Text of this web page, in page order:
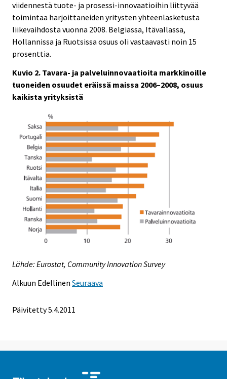
viidennestä tuote- ja prosessi-innovaatioihin liittyvää
toimintaa harjoittaneiden yritysten yhteenlasketusta
liikevaihdosta vuonna 2008. Belgiassa, Itävallassa,
Hollannissa ja Ruotsissa osuus oli vastaavasti noin 15
prosenttia.
Kuvio 2. Tavara- ja palveluinnovaatioita markkinoille
tuoneiden osuudet eräissä maissa 2006–2008, osuus
kaikista yrityksistä
Lähde: Eurostat, Community Innovation Survey
Alkuun Edellinen Seuraava
Päivitetty 5.4.2011